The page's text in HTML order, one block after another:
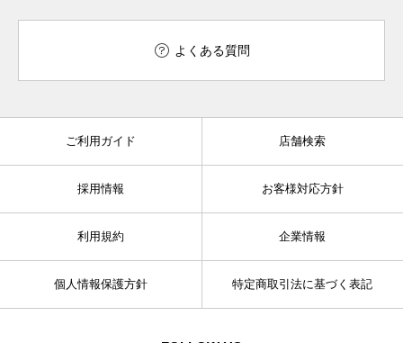
よくある質問
ご利用ガイド 店舗検索
採用情報 お客様対応方針
利用規約 企業情報
個人情報保護方針 特定商取引法に基づく表記